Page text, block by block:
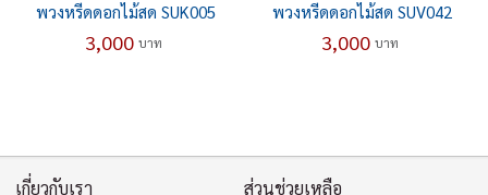
พวงหรีดดอกไม้สด SUK005
3,000 บาท
พวงหรีดดอกไม้สด SUV042
3,000 บาท
เกี่ยวกับเรา ส่วนช่วยเหลือ